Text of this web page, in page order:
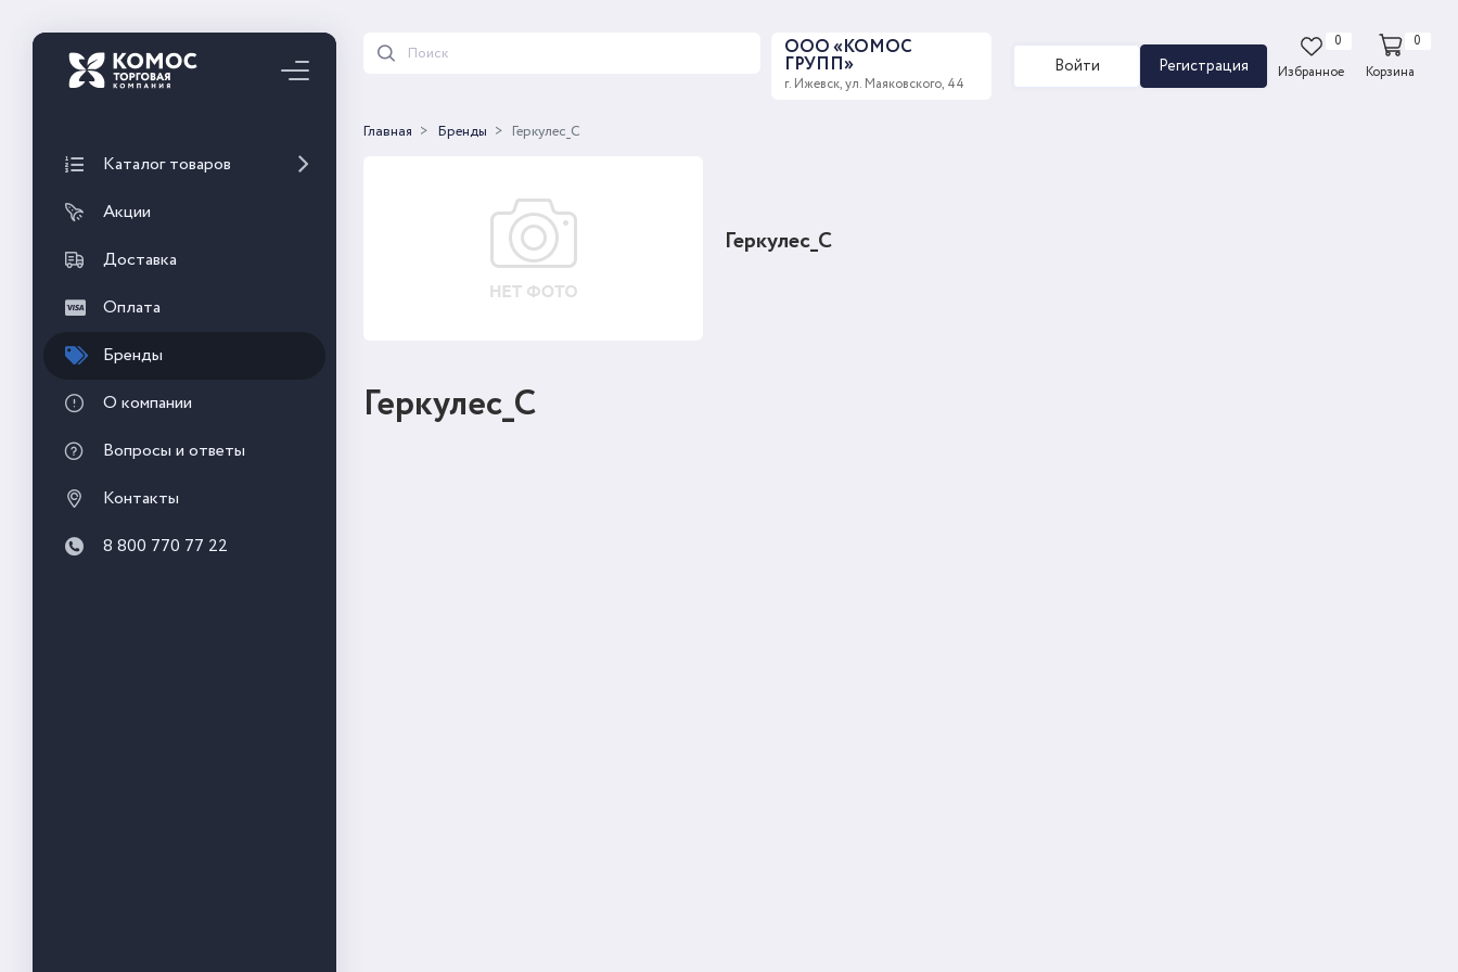
Каталог товаров
Акции
Доставка
Оплата
Бренды
О компании
Вопросы и ответы
Контакты
8 800 770 77 22
ООО «КОМОС
ГРУПП»
г. Ижевск, ул. Маяковского, 44
Войти Регистрация
0
Избранное
0
Корзина
Главная Бренды Геркулес_С
Геркулес_С
Геркулес_С